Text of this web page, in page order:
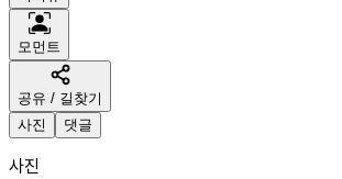
모먼트
공유 / 길찾기
사진
댓글
사진